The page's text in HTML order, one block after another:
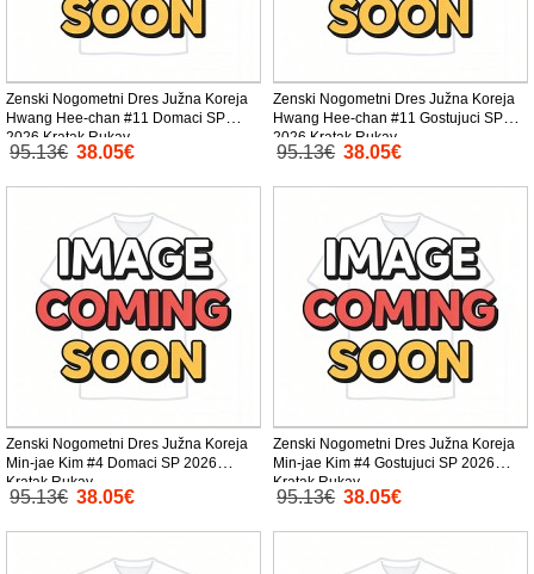
Zenski Nogometni Dres Južna Koreja
Hwang Hee-chan #11 Domaci SP
2026 Kratak Rukav
95.13€ 38.05€
Zenski Nogometni Dres Južna Koreja
Hwang Hee-chan #11 Gostujuci SP
2026 Kratak Rukav
95.13€ 38.05€
Zenski Nogometni Dres Južna Koreja
Min-jae Kim #4 Domaci SP 2026
Kratak Rukav
95.13€ 38.05€
Zenski Nogometni Dres Južna Koreja
Min-jae Kim #4 Gostujuci SP 2026
Kratak Rukav
95.13€ 38.05€